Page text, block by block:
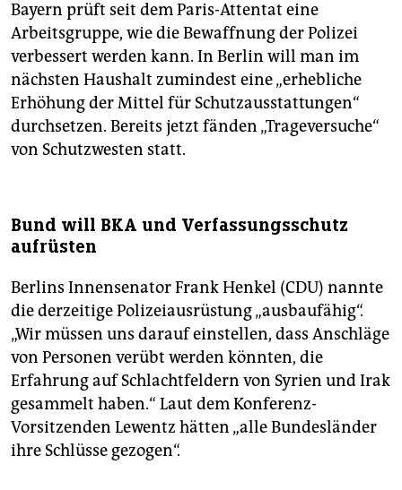
Bayern prüft seit dem Paris-Attentat eine
Arbeitsgruppe, wie die Bewaffnung der Polizei
verbessert werden kann. In Berlin will man im
nächsten Haushalt zumindest eine „erhebliche
Erhöhung der Mittel für Schutzausstattungen“
durchsetzen. Bereits jetzt fänden „Trageversuche“
von Schutzwesten statt.
Bund will BKA und Verfassungsschutz
aufrüsten
Berlins Innensenator Frank Henkel (CDU) nannte
die derzeitige Polizeiausrüstung „ausbaufähig“.
„Wir müssen uns darauf einstellen, dass Anschläge
von Personen verübt werden könnten, die
Erfahrung auf Schlachtfeldern von Syrien und Irak
gesammelt haben.“ Laut dem Konferenz-
Vorsitzenden Lewentz hätten „alle Bundesländer
ihre Schlüsse gezogen“.